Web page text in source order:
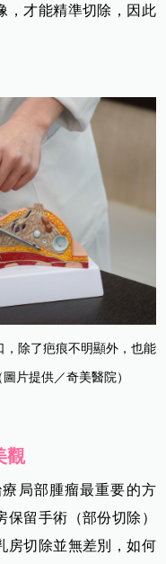
，才能精準切除，因此
除了疤痕不明顯外，也能
片提供／奇美醫院）
觀
局部腫瘤最重要的方
留手術（部份切除）
房切除並無差別，如何